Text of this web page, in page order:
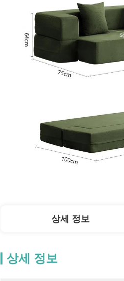
상세 정보
상세 정보